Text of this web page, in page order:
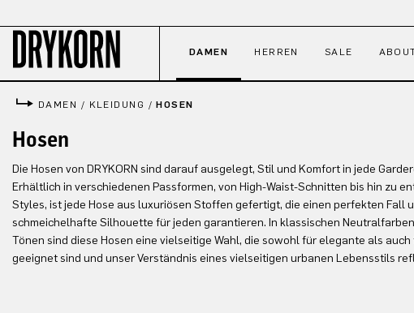
DAMEN HERREN SALE
DAMEN / KLEIDUNG /HOSEN
Hosen
Die Hosen von DRYKORN sind darauf ausgelegt, Stil und Komfort in jede
Erhältlich in verschiedenen Passformen, von High-Waist-Schnitten bis hin zu
Styles, ist jede Hose aus luxuriösen Stoffen gefertigt, die einen perfekten Fall
schmeichelhafte Silhouette für jeden garantieren. In klassischen
Tönen sind diese Hosen eine vielseitige Wahl, die sowohl für elegante als
geeignet sind und unser Verständnis eines vielseitigen urbanen Lebensstils